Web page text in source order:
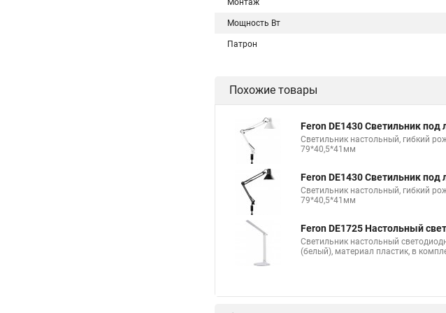
Монтаж
Мощность Вт
Патрон
Похожие товары
Feron DE1430 Светильник под
Светильник настольный, гибкий
79*40,5*41мм
Feron DE1430 Светильник под
Светильник настольный, гибкий
79*40,5*41мм
Feron DE1725 Настольный
Светильник настольный
(белый), материал пластик, в